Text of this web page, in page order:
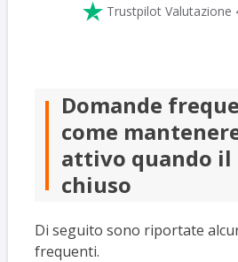
 Trustpilot Valutazione
Domande
come
attivo quando il
chiuso
Di seguito sono riportate
frequenti.